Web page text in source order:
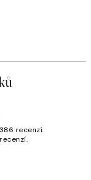
recenzí.